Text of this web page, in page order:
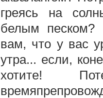
греясь на
белым песком?
вам, что у вас
утра... если,
хотите!